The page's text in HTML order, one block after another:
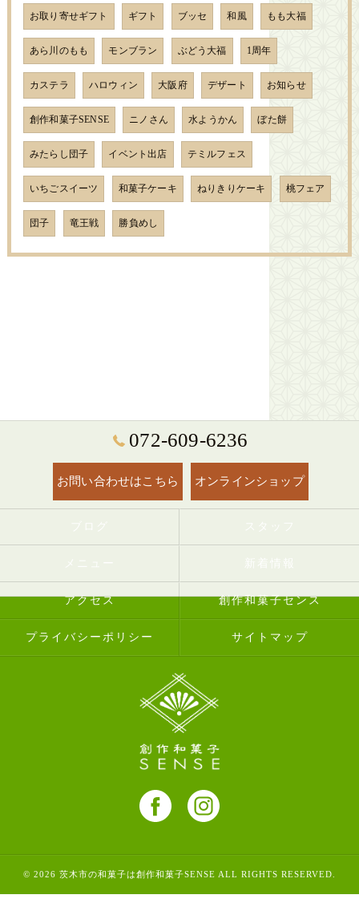
お取り寄せギフト ギフト ブッセ 和風 もも大福
あら川のもも モンブラン ぶどう大福 1周年
カステラ ハロウィン 大阪府 デザート お知らせ
創作和菓子SENSE ニノさん 水ようかん ぼた餅
みたらし団子 イベント出店 テミルフェス
いちごスイーツ 和菓子ケーキ ねりきりケーキ 桃フェア
団子 竜王戦 勝負めし
072-609-6236
お問い合わせはこちら オンラインショップ
ブログ スタッフ
メニュー 新着情報
アクセス 創作和菓子センス
プライバシーポリシー サイトマップ
© 2026 茨木市の和菓子は創作和菓子SENSE ALL RIGHTS RESERVED.